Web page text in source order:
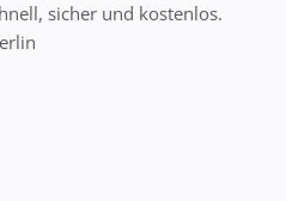
sicher und kostenlos.